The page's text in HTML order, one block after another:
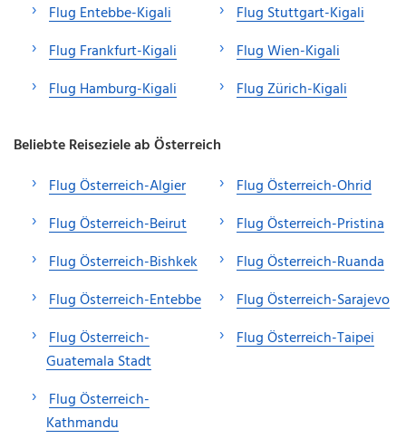
Flug Entebbe-Kigali
Flug Frankfurt-Kigali
Flug Hamburg-Kigali
Flug Stuttgart-Kigali
Flug Wien-Kigali
Flug Zürich-Kigali
Beliebte Reiseziele ab Österreich
Flug Österreich-Algier
Flug Österreich-Beirut
Flug Österreich-Bishkek
Flug Österreich-Entebbe
Flug Österreich-
Guatemala Stadt
Flug Österreich-
Kathmandu
Flug Österreich-Ohrid
Flug Österreich-Pristina
Flug Österreich-Ruanda
Flug Österreich-Sarajevo
Flug Österreich-Taipei